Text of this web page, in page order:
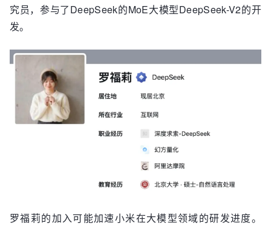
究员，参与了DeepSeek的MoE大模型DeepSeek-V2的开
发。
罗福莉的加入可能加速小米在大模型领域的研发进度。